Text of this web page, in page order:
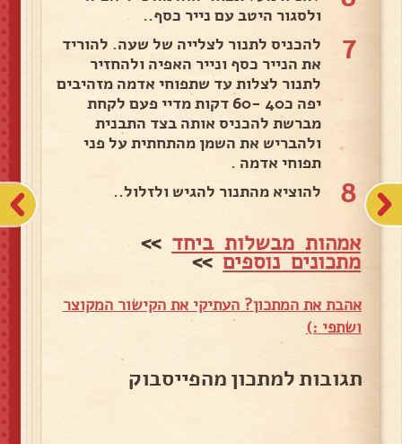
ולסגור היטב עם נייר כסף..
7
להכניס לתנור לצלייה של שעה. להוריד
את הנייר כסף ונייר האפיה ולהחזיר
לתנור לצלות עד שתפוחי אדמה מזהיבים
יפה כ40 -60 דקות מדיי פעם לקחת
מברשת להכניס אותה בצד התבנית
ולהבריש את השמן מהתחתית על פני
תפוחי אדמה .
8 להוציא מהתנור להגיש ולזלול..
אמהות מבשלות ביחד >>
מתכונים נוספים>>
אהבת את המתכון? העתיקי את הקישור המקוצר
ושתפי :)
תגובות למתכון מהפייסבוק